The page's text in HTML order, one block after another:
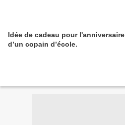
Idée de cadeau pour l'anniversaire
d’un copain d’école.